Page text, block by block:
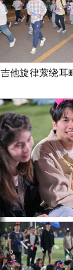
他旋律萦绕耳